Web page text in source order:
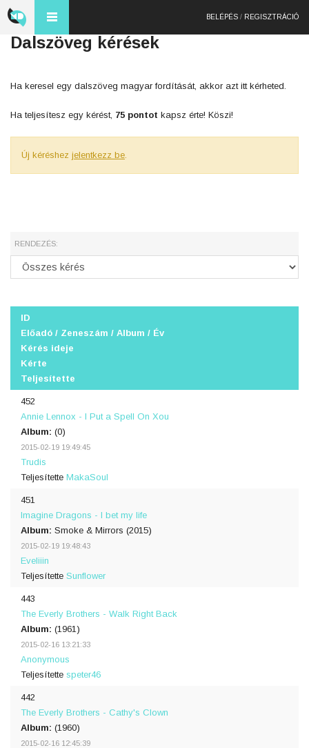
BELÉPÉS / REGISZTRÁCIÓ
Dalszöveg kérések
Ha keresel egy dalszöveg magyar fordítását, akkor azt itt kérheted.
Ha teljesítesz egy kérést, 75 pontot kapsz érte! Köszi!
Új kéréshez jelentkezz be.
RENDEZÉS:
ID
Előadó / Zeneszám / Album / Év
Kérés ideje
Kérte
Teljesítette
452
Annie Lennox - I Put a Spell On Xou
Album: (0)
2015-02-19 19:49:45
Trudis
Teljesítette MakaSoul
451
Imagine Dragons - I bet my life
Album: Smoke & Mirrors (2015)
2015-02-19 19:48:43
Eveliiin
Teljesítette Sunflower
443
The Everly Brothers - Walk Right Back
Album: (1961)
2015-02-16 13:21:33
Anonymous
Teljesítette speter46
442
The Everly Brothers - Cathy's Clown
Album: (1960)
2015-02-16 12:45:39